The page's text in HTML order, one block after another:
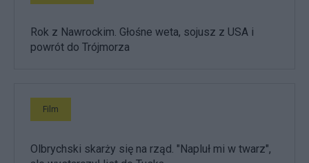
Rok z Nawrockim. Głośne weta, sojusz z USA i
powrót do Trójmorza
Film
Olbrychski skarży się na rząd. "Napluł mi w twarz",